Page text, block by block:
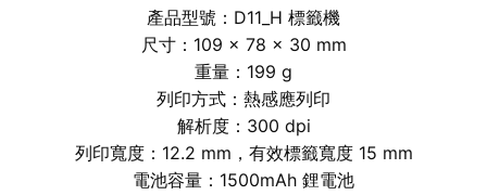
產品型號：D11_H 標籤機
尺寸：109 × 78 × 30 mm
重量：199 g
列印方式：熱感應列印
解析度：300 dpi
列印寬度：12.2 mm，有效標籤寬度 15 mm
電池容量：1500mAh 鋰電池